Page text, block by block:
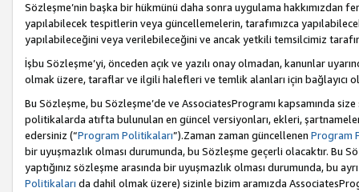
Sözleşme’nin başka bir hükmünü daha sonra uygulama hakkımızdan
yapılabilecek tespitlerin veya güncellemelerin, tarafımızca
yapılabileceğini veya verilebileceğini ve ancak yetkili temsilcimiz
İşbu Sözleşme’yi, önceden açık ve yazılı onay olmadan, kanunlar
olmak üzere, taraflar ve ilgili halefleri ve temlik alanları için bağlayıcı
Bu Sözleşme, bu Sözleşme’de ve AssociatesProgramı kapsamında
politikalarda atıfta bulunulan en güncel versiyonları, ekleri,
edersiniz (“Program Politikaları”).Zaman zaman güncellenen Program
bir uyuşmazlık olması durumunda, bu Sözleşme geçerli olacaktır. Bu
yaptığınız sözleşme arasında bir uyuşmazlık olması durumunda, bu
Politikaları da dahil olmak üzere) sizinle bizim aramızda